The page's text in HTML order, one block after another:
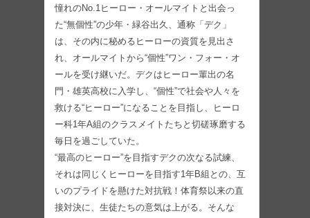
憧れのNo.1ヒーロー・オールマイトと出会っ
た“無個性”の少年・緑谷出久、通称「デク」
は、その内に秘めるヒーローの資質を見出さ
れ、オールマイトから“個性”ワン・フォー・オ
ールを受け継いだ。デクはヒーロー輩出の名
門・雄英高校に入学し、“個性”で社会や人々を
救ける“ヒーロー”になることを目指し、ヒーロ
ー科1年A組のクラスメイトたちと切磋琢磨する
毎日を過ごしていた。
“最高のヒーロー”を目指すデクの次なる試練、
それは同じくヒーローを目指す1年B組との、互
いのプライドを懸けた対抗戦！体育祭以来の直
接対決に、生徒たちの意気は上がる。そんな